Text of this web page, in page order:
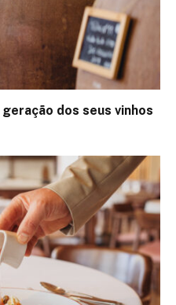
dos seus vinhos